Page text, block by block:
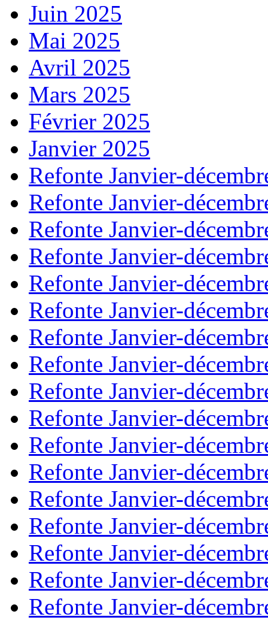
Juin 2025
Mai 2025
Avril 2025
Mars 2025
Février 2025
Janvier 2025
Refonte Janvier-
Refonte Janvier-
Refonte Janvier-
Refonte Janvier-
Refonte Janvier-
Refonte Janvier-
Refonte Janvier-
Refonte Janvier-
Refonte Janvier-
Refonte Janvier-
Refonte Janvier-
Refonte Janvier-
Refonte Janvier-
Refonte Janvier-
Refonte Janvier-
Refonte Janvier-
Refonte Janvier-